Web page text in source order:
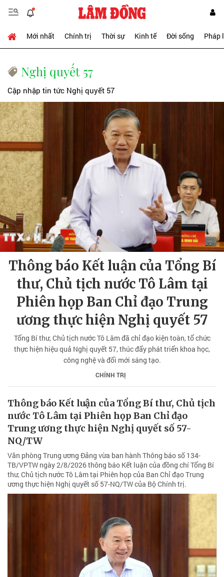
Mới nhất Chính trị Thời sự Kinh tế Đời sống Pháp
Nghị quyết 57
Cập nhập tin tức Nghị quyết 57
Thông báo Kết luận của Tổng Bí
thư, Chủ tịch nước Tô Lâm tại
Phiên họp Ban Chỉ đạo Trung
ương thực hiện Nghị quyết 57
Tổng Bí thư, Chủ tịch nước Tô Lâm đã chỉ đạo kiện toàn, tổ chức
thực hiện hiệu quả Nghị quyết 57, thúc đẩy phát triển khoa học,
công nghệ và đổi mới sáng tạo.
CHÍNH TRỊ
Thông báo Kết luận của Tổng Bí thư, Chủ tịch
nước Tô Lâm tại Phiên họp Ban Chỉ đạo
Trung ương thực hiện Nghị quyết số 57-
NQ/TW
Văn phòng Trung ương Đảng vừa ban hành Thông báo số 134-
TB/VPTW ngày 2/8/2026 thông báo Kết luận của đồng chí Tổng Bí
thư, Chủ tịch nước Tô Lâm tại Phiên họp của Ban Chỉ đạo Trung
ương thực hiện Nghị quyết số 57-NQ/TW của Bộ Chính trị.